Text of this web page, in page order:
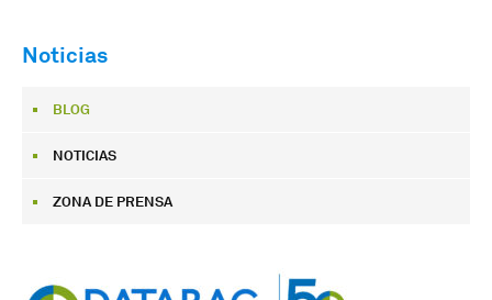
Noticias
BLOG
NOTICIAS
ZONA DE PRENSA